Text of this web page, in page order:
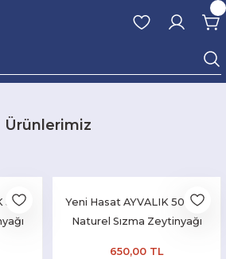
Ürünlerimiz
5LT
Yeni Hasat AYVALIK 500ML
Naturel Sızma Zeytinyağı
650,00 TL